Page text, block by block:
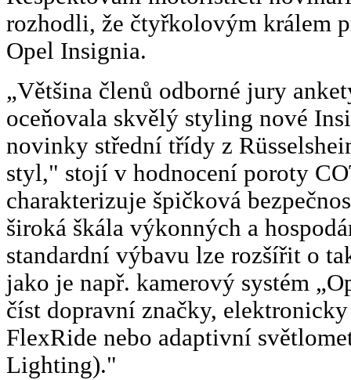
rozhodli, že čtyřkolovým králem
Opel Insignia.
„Většina členů odborné jury
oceňovala skvělý styling nové
novinky střední třídy z
styl," stojí v hodnocení poroty
charakterizuje špičková
široká škála výkonných a
standardní výbavu lze rozšířit o
jako je např. kamerový systém
číst dopravní značky,
FlexRide nebo adaptivní
Lighting)."